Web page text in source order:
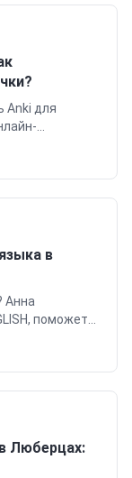
Anki для
по
в
Анна
поможет
Люберцах: